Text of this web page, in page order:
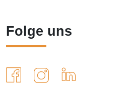
Folge uns